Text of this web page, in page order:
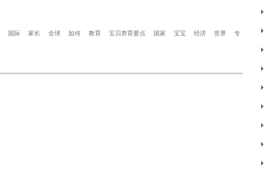
国际 家长 全球 如何 教育 宝贝养育要点 国家 宝宝 经济 世界
专